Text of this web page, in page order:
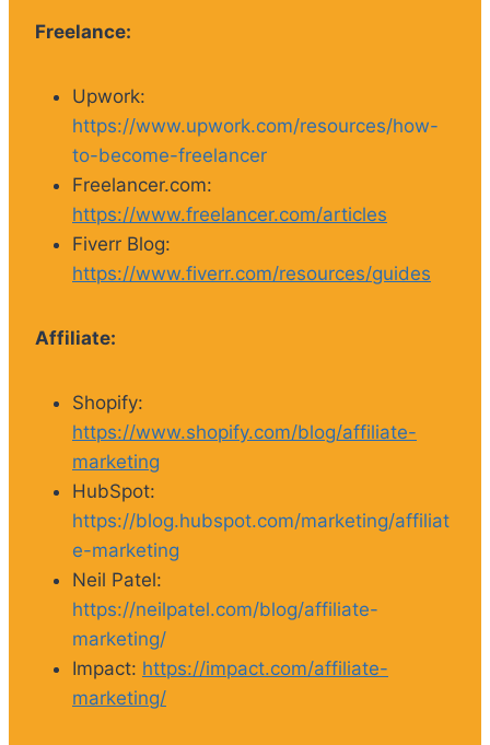
Freelance:
Upwork:
https://www.upwork.com/resources/how-
to-become-freelancer
Freelancer.com:
https://www.freelancer.com/articles
Fiverr Blog:
https://www.fiverr.com/resources/guides
Affiliate:
Shopify:
https://www.shopify.com/blog/affiliate-
marketing
HubSpot:
https://blog.hubspot.com/marketing/affiliat
e-marketing
Neil Patel:
https://neilpatel.com/blog/affiliate-
marketing/
Impact: https://impact.com/affiliate-
marketing/